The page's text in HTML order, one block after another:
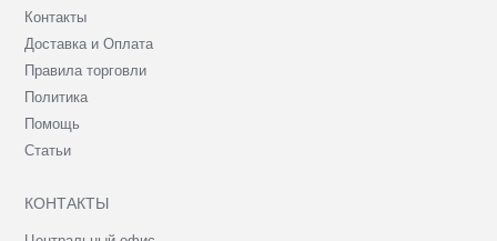
Контакты
Доставка и Оплата
Правила торговли
Политика
Помощь
Статьи
КОНТАКТЫ